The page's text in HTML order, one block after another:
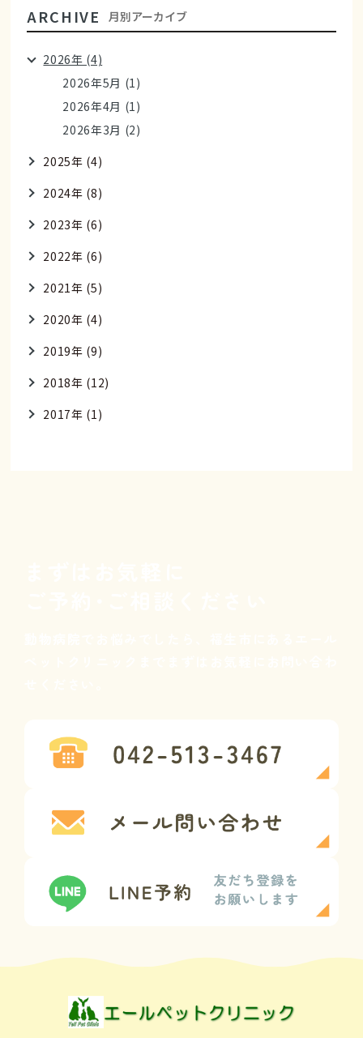
ARCHIVE 月別アーカイブ
2026年 (4)
2026年5月 (1)
2026年4月 (1)
2026年3月 (2)
2025年 (4)
2024年 (8)
2023年 (6)
2022年 (6)
2021年 (5)
2020年 (4)
2019年 (9)
2018年 (12)
2017年 (1)